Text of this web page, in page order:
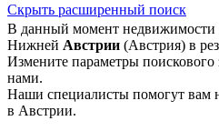
Скрыть расширенный поиск
В данный момент недвижимости
Нижней Австрии (Австрия) в
Измените параметры поискового
нами.
Наши специалисты помогут вам
в Австрии.